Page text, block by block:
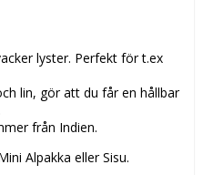
lyster. Perfekt för t.ex
lin, gör att du får en hållbar
från Indien.
Alpakka eller Sisu.